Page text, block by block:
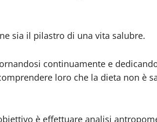
sia il pilastro di una vita salubre.
continuamente e
loro che la dieta non è
è effettuare analisi